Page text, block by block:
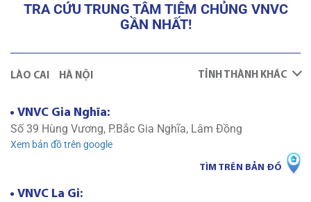
TRA CỨU TRUNG TÂM TIÊM CHỦNG VNVC
GẦN NHẤT!
LÀO CAI HÀ NỘI TỈNH THÀNH KHÁC
VNVC Gia Nghĩa:
Số 39 Hùng Vương, P.Bắc Gia Nghĩa, Lâm Đồng
Xem bản đồ trên google
TÌM TRÊN BẢN ĐỒ
VNVC La Gi: